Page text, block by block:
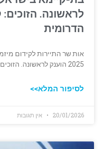
לראשונה. הזוכים:
הדרומית
אות שר התיירות לקידום
2025 הוענק לראשונה. הזוכים: קיבוץ לוטן בערבה הדרומית
לסיפור המלא>>
20/01/2026 אין תגובות